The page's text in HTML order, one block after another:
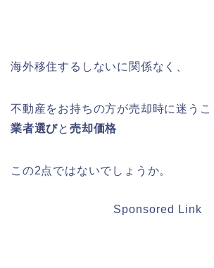
海外移住するしないに関係なく、
不動産をお持ちの方が売却時に迷うこ
業者選びと売却価格
この2点ではないでしょうか。
Sponsored Link